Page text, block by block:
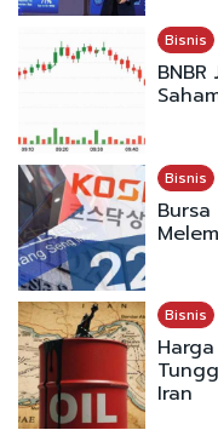
Bisnis
Bisnis
Bisnis
Iran